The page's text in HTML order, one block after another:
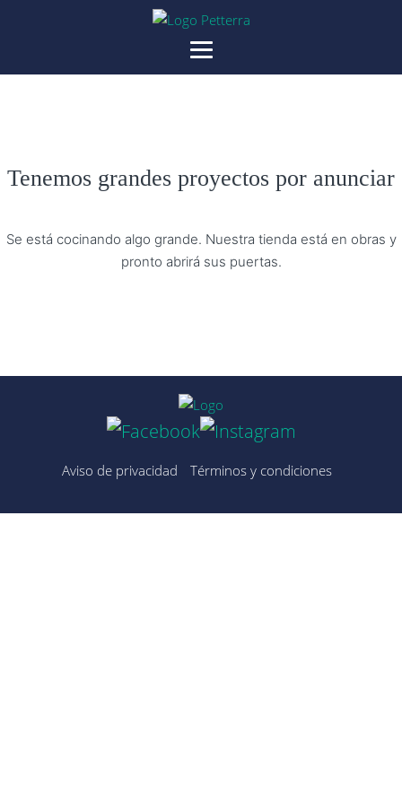
Tenemos grandes proyectos por anunciar
Se está cocinando algo grande. Nuestra tienda está en obras y
pronto abrirá sus puertas.
Aviso de privacidad Términos y condiciones